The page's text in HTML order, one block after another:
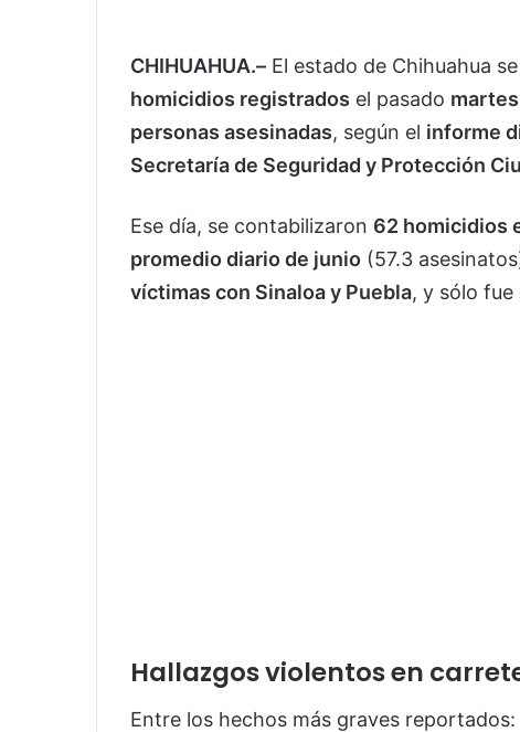
CHIHUAHUA.– El estado de Chihuahua
homicidios registrados el pasado
personas asesinadas, según el informe
Secretaría de Seguridad y Protección
Ese día, se contabilizaron 62 homicidios
promedio diario de junio (57.3
víctimas con Sinaloa y Puebla, y sólo
Hallazgos violentos en
Entre los hechos más graves reportados: